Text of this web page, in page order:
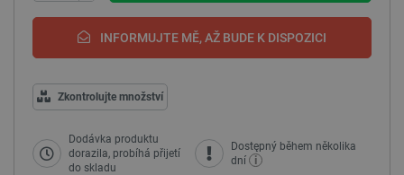
INFORMUJTE MĚ, AŽ BUDE K DISPOZICI
Zkontrolujte množství
Dodávka produktu
dorazila, probíhá přijetí
do skladu
Dostępný během několika
dní i